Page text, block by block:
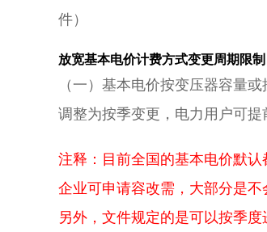
件）
放宽基本电价计费方式变更周期限制
（一）基本电价按变压器容量
调整为按季变更，电力用户可
注释：目前全国的基本电价默
企业可申请容改需，大部分是
另外，文件规定的是可以按季